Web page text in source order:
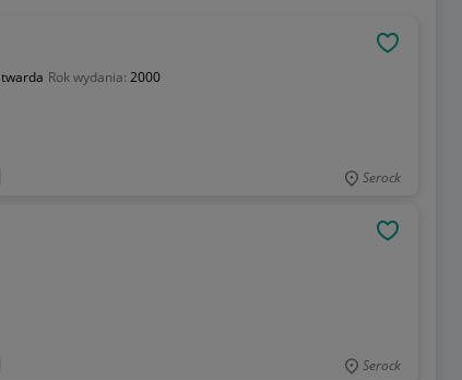
twarda Rok wydania: 2000
Serock
Serock